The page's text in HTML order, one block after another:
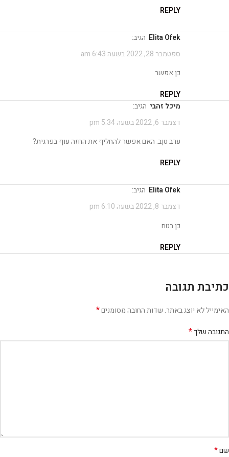
REPLY
Elita Ofek
הגיב:
ספטמבר 28, 2022 בשעה 6:43 am
כן אפשר
REPLY
מיכל זהבי הגיב:
דצמבר 6, 2022 בשעה 5:34 pm
ערב טןב. האם אפשר להחליף את החזה עוף בפרגית?
REPLY
Elita Ofek
הגיב:
דצמבר 8, 2022 בשעה 6:10 pm
כן בטח
REPLY
כתיבת תגובה
האימייל לא יוצג באתר. שדות החובה מסומנים*
התגובה שלך*
שם*